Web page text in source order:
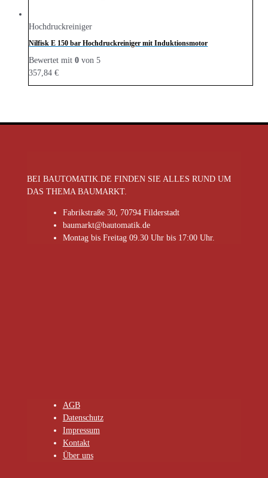
Hochdruckreiniger
Nilfisk E 150 bar Hochdruckreiniger mit Induktionsmotor
Bewertet mit0 von 5
357,84€
BEI BAUTOMATIK.DE FINDEN SIE ALLES RUND UM
DAS THEMA BAUMARKT.
Fabrikstraße 30, 70794 Filderstadt
baumarkt@bautomatik.de
Montag bis Freitag 09.30 Uhr bis 17:00 Uhr.
AGB
Datenschutz
Impressum
Kontakt
Über uns